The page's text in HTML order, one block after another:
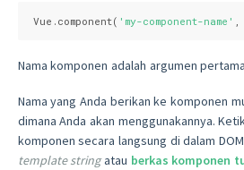
Vue.component( 'my-component-name'
Nama komponen adalah argumen
Nama yang Anda berikan ke komponen
dimana Anda akan menggunakannya.
komponen secara langsung di dalam
template stringatau berkas komponen